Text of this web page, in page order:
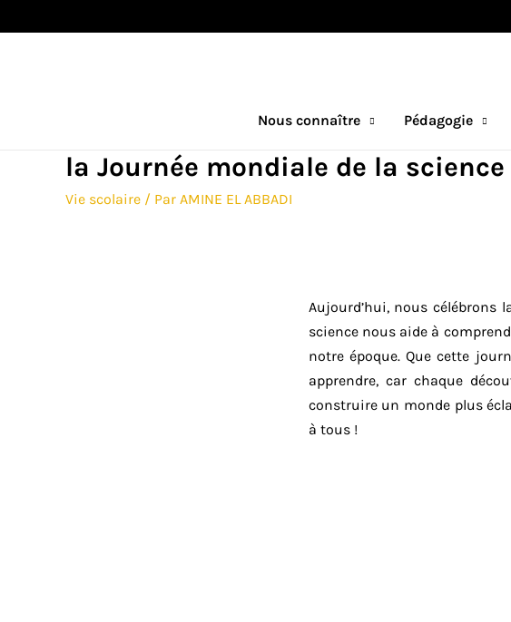
Nous connaître Pédagogie
la Journée mondiale de la science
Vie scolaire / Par AMINE EL ABBADI
Aujourd’hui, nous célébrons
science nous aide à
notre époque. Que cette
apprendre, car chaque
construire un monde plus
à tous !